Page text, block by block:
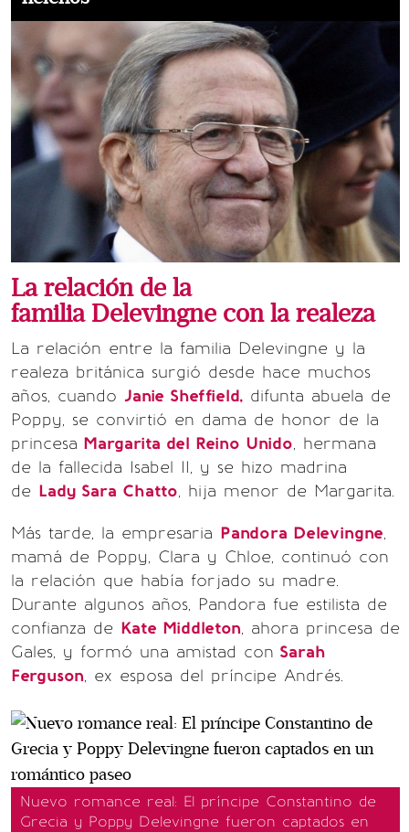
La relación de la
familia Delevingne con la realeza
La relación entre la familia Delevingne y la
realeza británica surgió desde hace muchos
años, cuando Janie Sheffield, difunta abuela de
Poppy, se convirtió en dama de honor de la
princesa Margarita del Reino Unido, hermana
de la fallecida Isabel II, y se hizo madrina
de Lady Sara Chatto, hija menor de Margarita.
Más tarde, la empresaria Pandora Delevingne,
mamá de Poppy, Clara y Chloe, continuó con
la relación que había forjado su madre.
Durante algunos años, Pandora fue estilista de
confianza de Kate Middleton, ahora princesa de
Gales, y formó una amistad con Sarah
Ferguson, ex esposa del príncipe Andrés.
Nuevo romance real: El príncipe Constantino de
Grecia y Poppy Delevingne fueron captados en